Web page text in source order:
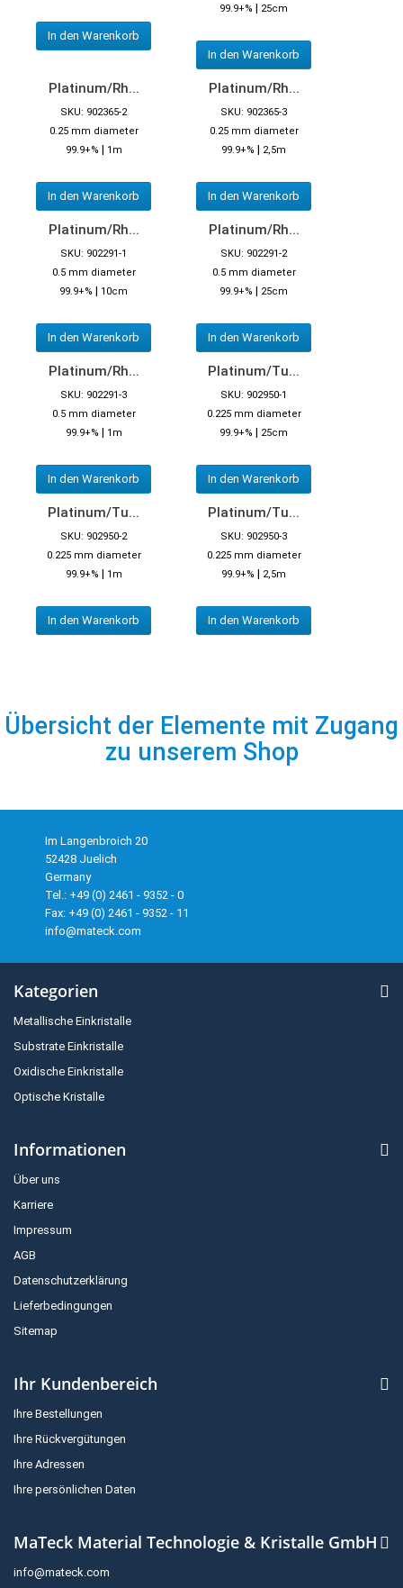
In den Warenkorb
99.9+% | 25cm
In den Warenkorb
Platinum/Rh...
SKU: 902365-2
0.25 mm diameter
99.9+% | 1m
In den Warenkorb
Platinum/Rh...
SKU: 902365-3
0.25 mm diameter
99.9+% | 2,5m
In den Warenkorb
Platinum/Rh...
SKU: 902291-1
0.5 mm diameter
99.9+% | 10cm
In den Warenkorb
Platinum/Rh...
SKU: 902291-2
0.5 mm diameter
99.9+% | 25cm
In den Warenkorb
Platinum/Rh...
SKU: 902291-3
0.5 mm diameter
99.9+% | 1m
In den Warenkorb
Platinum/Tu...
SKU: 902950-1
0.225 mm diameter
99.9+% | 25cm
In den Warenkorb
Platinum/Tu...
SKU: 902950-2
0.225 mm diameter
99.9+% | 1m
In den Warenkorb
Platinum/Tu...
SKU: 902950-3
0.225 mm diameter
99.9+% | 2,5m
In den Warenkorb
Übersicht der Elemente mit Zugang
zu unserem Shop
Im Langenbroich 20
52428 Juelich
Germany
Tel.: +49 (0) 2461 - 9352 - 0
Fax: +49 (0) 2461 - 9352 - 11
info@mateck.com
Kategorien
Metallische Einkristalle
Substrate Einkristalle
Oxidische Einkristalle
Optische Kristalle
Informationen
Über uns
Karriere
Impressum
AGB
Datenschutzerklärung
Lieferbedingungen
Sitemap
Ihr Kundenbereich
Ihre Bestellungen
Ihre Rückvergütungen
Ihre Adressen
Ihre persönlichen Daten
MaTeck Material Technologie & Kristalle GmbH
info@mateck.com